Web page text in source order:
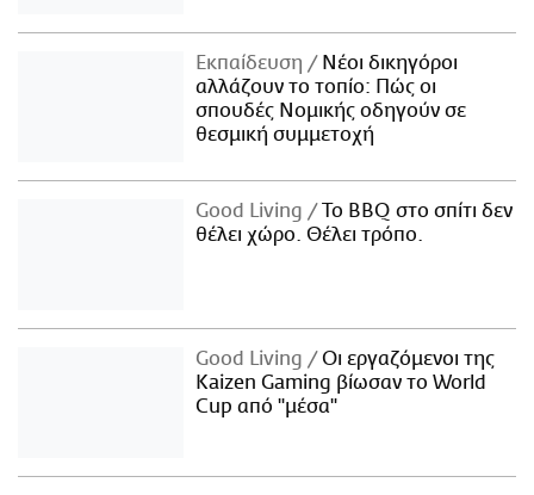
Εκπαίδευση
Νέοι δικηγόροι
αλλάζουν το τοπίο: Πώς οι
σπουδές Νομικής οδηγούν σε
θεσμική συμμετοχή
Good Living
Το BBQ στο σπίτι δεν
θέλει χώρο. Θέλει τρόπο.
Good Living
Οι εργαζόμενοι της
Kaizen Gaming βίωσαν το World
Cup από "μέσα"